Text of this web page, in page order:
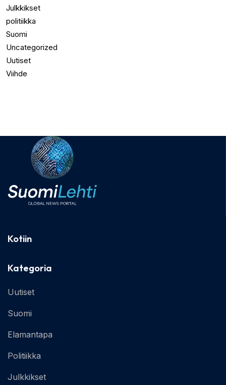
Julkkikset
politiikka
Suomi
Uncategorized
Uutiset
Viihde
Kotiin
Kategoria
Uutiset
Suomi
Elamantapa
Politiikka
Julkkikset